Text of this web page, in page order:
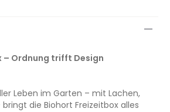
– Ordnung trifft Design
Leben im Garten – mit Lachen,
die Biohort Freizeitbox alles